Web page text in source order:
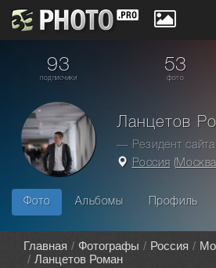
93
подписчики
53
фото
Ланцетов
— Резидент
Россия (Москва
Фото Альбомы Профиль
Главная Фотографы Россия
Ланцетов Роман